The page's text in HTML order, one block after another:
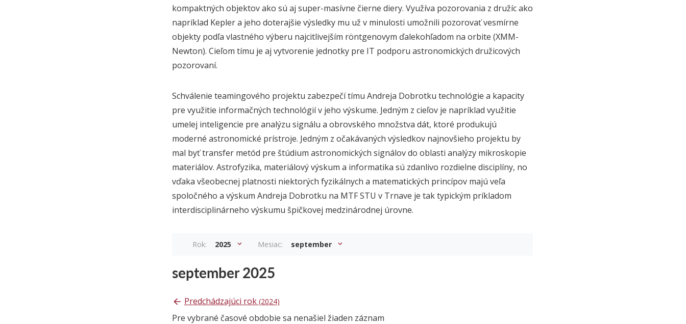
kompaktných objektov ako sú aj super-masívne čierne diery. Využíva pozorovania z družíc ako
napríklad Kepler a jeho doterajšie výsledky mu už v minulosti umožnili pozorovať vesmírne
objekty podľa vlastného výberu najcitlivejším röntgenovym ďalekohľadom na orbite (XMM-
Newton). Cieľom tímu je aj vytvorenie jednotky pre IT podporu astronomických družicových
pozorovaní.
Schválenie teamingového projektu zabezpečí tímu Andreja Dobrotku technológie a kapacity
pre využitie informačných technológií v jeho výskume. Jedným z cieľov je napríklad využitie
umelej inteligencie pre analýzu signálu a obrovského množstva dát, ktoré produkujú
moderné astronomické prístroje. Jedným z očakávaných výsledkov najnovšieho projektu by
mal byť transfer metód pre štúdium astronomických signálov do oblasti analýzy mikroskopie
materiálov. Astrofyzika, materiálový výskum a informatika sú zdanlivo rozdielne disciplíny, no
vďaka všeobecnej platnosti niektorých fyzikálnych a matematických princípov majú veľa
spoločného a výskum Andreja Dobrotku na MTF STU v Trnave je tak typickým príkladom
interdisciplinárneho výskumu špičkovej medzinárodnej úrovne.
Rok: 2025 Mesiac: september
september 2025
Predchádzajúci rok (2024)
Pre vybrané časové obdobie sa nenašiel žiaden záznam